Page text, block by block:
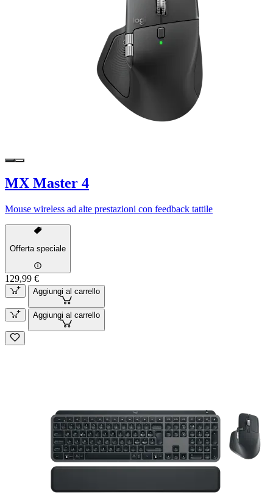
MX Master 4
Mouse wireless ad alte prestazioni con feedback tattile
Offerta speciale
129,99 €
Aggiungi al carrello
Aggiungi al carrello